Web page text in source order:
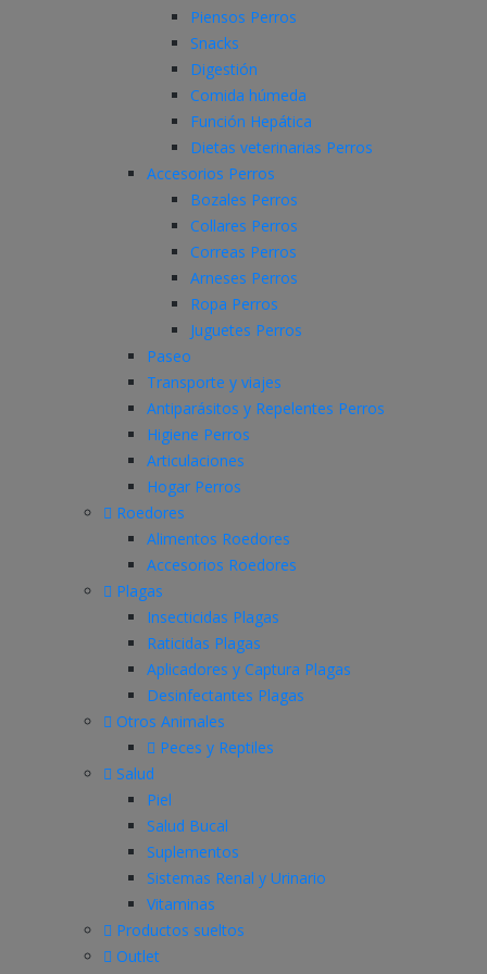
Piensos Perros
Snacks
Digestión
Comida húmeda
Función Hepática
Dietas veterinarias Perros
Accesorios Perros
Bozales Perros
Collares Perros
Correas Perros
Arneses Perros
Ropa Perros
Juguetes Perros
Paseo
Transporte y viajes
Antiparásitos y Repelentes Perros
Higiene Perros
Articulaciones
Hogar Perros
Roedores
Alimentos Roedores
Accesorios Roedores
Plagas
Insecticidas Plagas
Raticidas Plagas
Aplicadores y Captura Plagas
Desinfectantes Plagas
Otros Animales
Peces y Reptiles
Salud
Piel
Salud Bucal
Suplementos
Sistemas Renal y Urinario
Vitaminas
Productos sueltos
Outlet